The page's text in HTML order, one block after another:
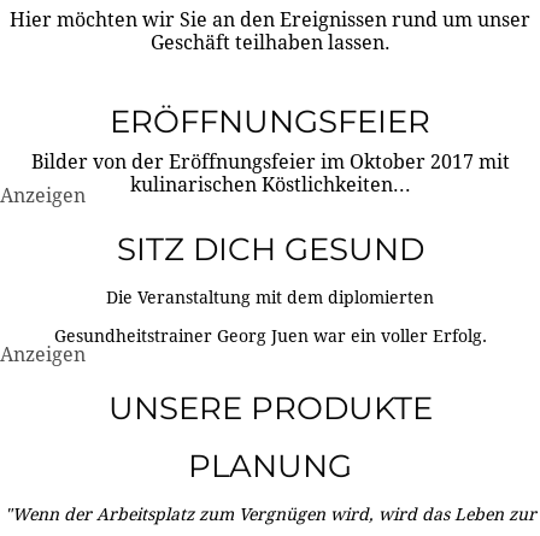
Hier möchten wir Sie an den Ereignissen rund um unser
Geschäft teilhaben lassen.
ERÖFFNUNGSFEIER
Bilder von der Eröffnungsfeier im Oktober 2017 mit
kulinarischen Köstlichkeiten...
Anzeigen
SITZ DICH GESUND
Die Veranstaltung mit dem diplomierten
Gesundheitstrainer Georg Juen war ein voller Erfolg.
Anzeigen
UNSERE PRODUKTE
PLANUNG
"Wenn der Arbeitsplatz zum Vergnügen wird, wird das Leben zur